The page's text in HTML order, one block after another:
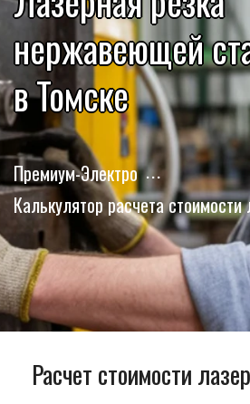
нержавеющей
в Томске
Премиум-Электро
Калькулятор расчета стоимости
Расчет стоимости